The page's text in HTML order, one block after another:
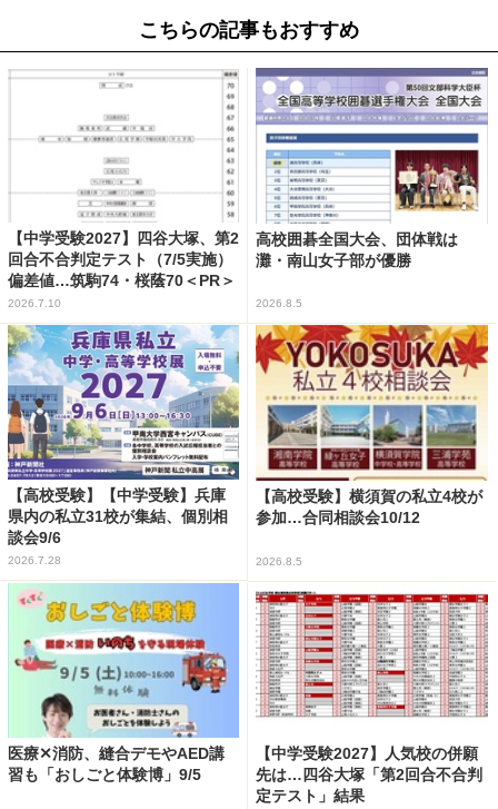
こちらの記事もおすすめ
【中学受験2027】四谷大塚、第2
回合不合判定テスト（7/5実施）
偏差値…筑駒74・桜蔭70＜PR＞
2026.7.10
高校囲碁全国大会、団体戦は
灘・南山女子部が優勝
2026.8.5
【高校受験】【中学受験】兵庫
県内の私立31校が集結、個別相
談会9/6
2026.7.28
【高校受験】横須賀の私立4校が
参加…合同相談会10/12
2026.8.5
医療✕消防、縫合デモやAED講
習も「おしごと体験博」9/5
【中学受験2027】人気校の併願
先は…四谷大塚「第2回合不合判
定テスト」結果